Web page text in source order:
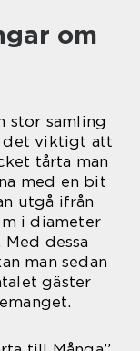
om
stor samling
det viktigt att
tårta man
med en bit
utgå ifrån
i diameter
dessa
man sedan
gäster